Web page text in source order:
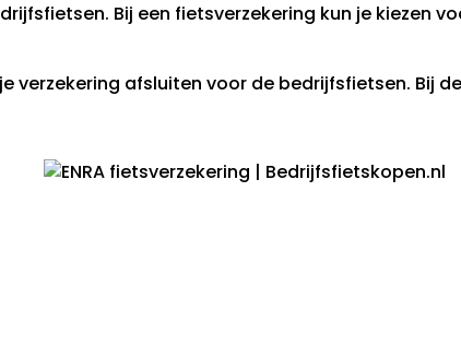
Bij een fietsverzekering kun je
verzekering afsluiten voor de bedrijfsfietsen. Bij